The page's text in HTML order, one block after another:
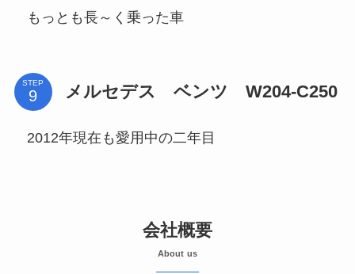
もっとも長～く乗った車
STEP メルセデス ベンツ W204-C250
2012年現在も愛用中の二年目
会社概要
About us